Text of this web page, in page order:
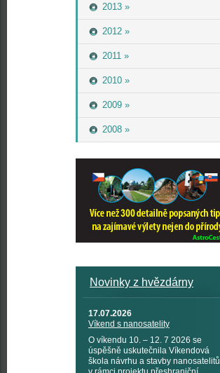
2013 »
2012 »
2011 »
2010 »
2009 »
2008 »
Novinky z hvězdárny
17.07.2026
Víkend s nanosatelity
O víkendu 10. – 12. 7 2026 se
úspěšně uskutečnila Víkendová
škola návrhu a stavby nanosatelitů